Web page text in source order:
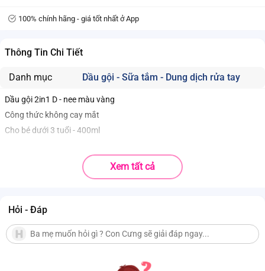
100% chính hãng - giá tốt nhất ở App
Thông Tin Chi Tiết
Danh mục Dầu gội - Sữa tắm - Dung dịch rửa tay
Dầu gội 2in1 D - nee màu vàng
Công thức không cay mắt
Cho bé dưới 3 tuổi - 400ml
Xem tất cả
Hỏi - Đáp